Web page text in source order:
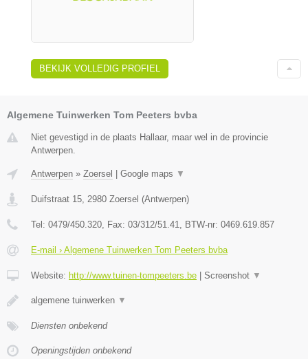
BEKIJK VOLLEDIG PROFIEL
Algemene Tuinwerken Tom Peeters bvba
Niet gevestigd in de plaats Hallaar, maar wel in de provincie
Antwerpen.
Antwerpen » Zoersel Google maps ▼
Duifstraat 15, 2980 Zoersel (Antwerpen)
Tel: 0479/450.320, Fax: 03/312/51.41, BTW-nr: 0469.619.857
E-mail › Algemene Tuinwerken Tom Peeters bvba
Website: http://www.tuinen-tompeeters.be Screenshot ▼
algemene tuinwerken ▼
Diensten onbekend
Openingstijden onbekend